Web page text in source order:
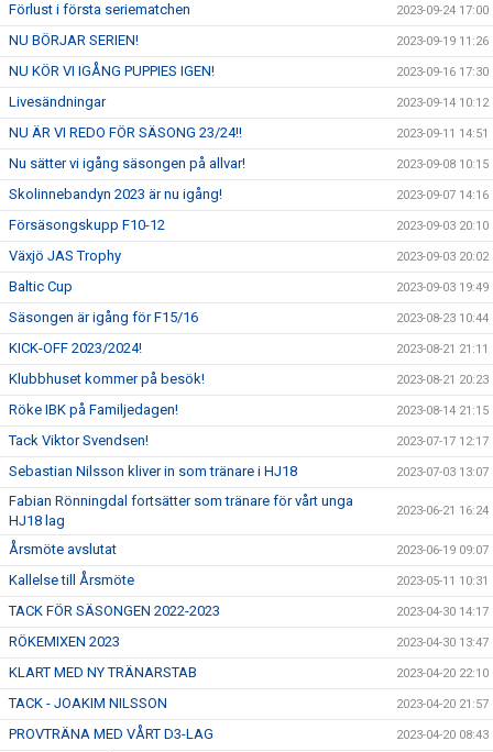
Förlust i första seriematchen 2023-09-24 17:00
NU BÖRJAR SERIEN! 2023-09-19 11:26
NU KÖR VI IGÅNG PUPPIES IGEN! 2023-09-16 17:30
Livesändningar 2023-09-14 10:12
NU ÄR VI REDO FÖR SÄSONG 23/24!! 2023-09-11 14:51
Nu sätter vi igång säsongen på allvar! 2023-09-08 10:15
Skolinnebandyn 2023 är nu igång! 2023-09-07 14:16
Försäsongskupp F10-12 2023-09-03 20:10
Växjö JAS Trophy 2023-09-03 20:02
Baltic Cup 2023-09-03 19:49
Säsongen är igång för F15/16 2023-08-23 10:44
KICK-OFF 2023/2024! 2023-08-21 21:11
Klubbhuset kommer på besök! 2023-08-21 20:23
Röke IBK på Familjedagen! 2023-08-14 21:15
Tack Viktor Svendsen! 2023-07-17 12:17
Sebastian Nilsson kliver in som tränare i HJ18 2023-07-03 13:07
Fabian Rönningdal fortsätter som tränare för vårt unga
HJ18 lag
2023-06-21 16:24
Årsmöte avslutat 2023-06-19 09:07
Kallelse till Årsmöte 2023-05-11 10:31
TACK FÖR SÄSONGEN 2022-2023 2023-04-30 14:17
RÖKEMIXEN 2023 2023-04-30 13:47
KLART MED NY TRÄNARSTAB 2023-04-20 22:10
TACK - JOAKIM NILSSON 2023-04-20 21:57
PROVTRÄNA MED VÅRT D3-LAG 2023-04-20 08:43